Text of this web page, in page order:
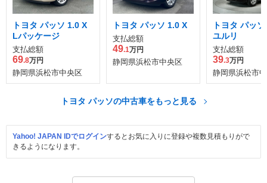
トヨタ パッソ 1.0 X
Lパッケージ
支払総額
69.8万円
静岡県浜松市中央区
トヨタ パッソ 1.0 X
支払総額
49.1万円
静岡県浜松市中央区
トヨタ パッ
ユルリ
支払総額
39.3万円
静岡県浜松市
トヨタ パッソの中古車をもっと見る
Yahoo! JAPAN IDでログインするとお気に入りに登録や複数見積もりがで
きるようになります。